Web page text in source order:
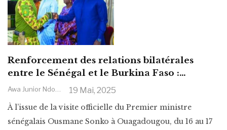
Renforcement des relations bilatérales
entre le Sénégal et le Burkina Faso :…
19 Mai, 2025
À l’issue de la visite officielle du Premier ministre
sénégalais Ousmane Sonko à Ouagadougou, du 16 au 17